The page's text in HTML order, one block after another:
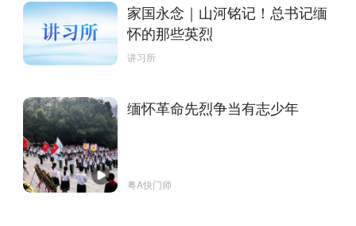
家国永念｜山河铭记！总书记缅
怀的那些英烈
讲习所
缅怀革命先烈争当有志少年
粤A快门师